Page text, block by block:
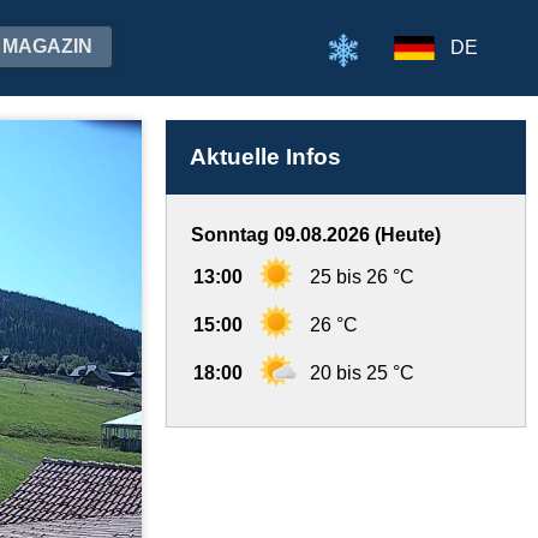
MAGAZIN DE
Aktuelle Infos
Sonntag 09.08.2026 (Heute)
13:00 25 bis 26 °C
15:00 26 °C
18:00 20 bis 25 °C